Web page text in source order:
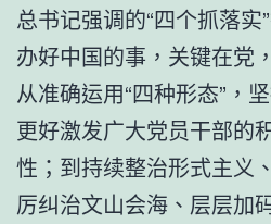
总书记强调的“四个抓落实
办好中国的事，关键在党
从准确运用“四种形态”，
更好激发广大党员干部的
性；到持续整治形式主义
厉纠治文山会海、层层加